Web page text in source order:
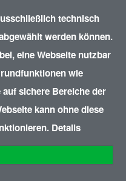
technisch
werden können.
eine Webseite nutzbar
wie
sichere Bereiche der
kann ohne diese
Details